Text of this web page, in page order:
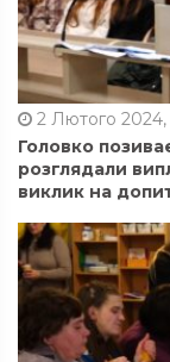
2 Лютого 2024,
Головко
розглядали
виклик на